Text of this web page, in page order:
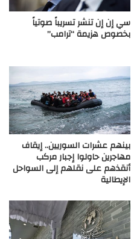
سي إن إن تنشر تسريباً صوتياً
بخصوص هزيمة “ترامب”
بينهم عشرات السوريين.. إيقاف
مهاجرين حاولوا إجبار مركب
أنقذهم على نقلهم إلى السواحل
الإيطالية